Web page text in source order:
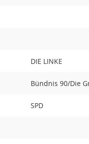
DIE LINKE
Bündnis 90/Die
SPD